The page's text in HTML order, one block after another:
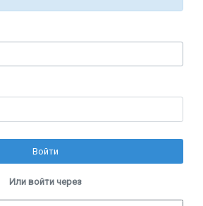
Войти
Или войти через